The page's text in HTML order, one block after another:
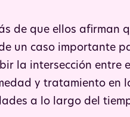
de que ellos afirman
un caso importante
la intersección entre
y tratamiento en
a lo largo del